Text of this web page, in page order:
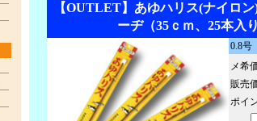
【OUTLET】あゆハリス(ナイロ
ーヂ（35ｃｍ、25本入り
0.8号
メ希
販売
ポイ